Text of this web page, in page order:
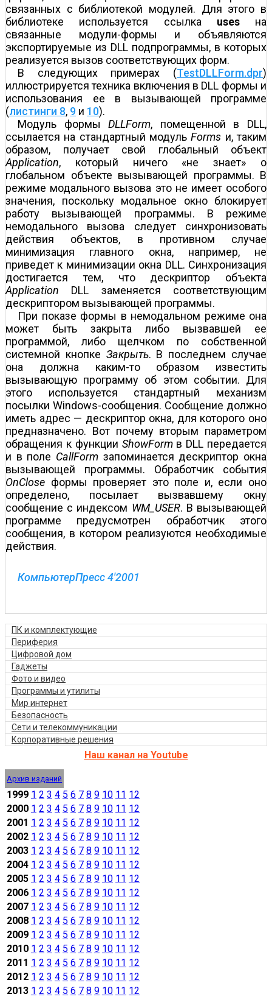
связанных с библиотекой модулей. Для этого в
библиотеке используется ссылка usesна
связанные модули-формы и объявляются
экспортируемые из DLL подпрограммы, в которых
реализуется вызов соответствующих форм.
В следующих примерах (TestDLLForm.dpr)
иллюстрируется техника включения в DLL формы и
использования ее в вызывающей программе
(листинги 8, 9 и 10).
Модуль формыDLLForm, помещенной в DLL,
ссылается на стандартный модульForms и, таким
образом, получает свой глобальный объект
Application, который ничего «не знает» о
глобальном объекте вызывающей программы. В
режиме модального вызова это не имеет особого
значения, поскольку модальное окно блокирует
работу вызывающей программы. В режиме
немодального вызова следует синхронизовать
действия объектов, в противном случае
минимизация главного окна, например, не
приведет к минимизации окна DLL. Синхронизация
достигается тем, что дескриптор объекта
Application DLL заменяется соответствующим
дескриптором вызывающей программы.
При показе формы в немодальном режиме она
может быть закрыта либо вызвавшей ее
программой, либо щелчком по собственной
системной кнопке Закрыть. В последнем случае
она должна каким-то образом известить
вызывающую программу об этом событии. Для
этого используется стандартный механизм
посылки Windows-сообщения. Сообщение должно
иметь адрес — дескриптор окна, для которого оно
предназначено. Вот почему вторым параметром
обращения к функции ShowFormв DLL передается
и в поле CallForm запоминается дескриптор окна
вызывающей программы. Обработчик события
OnClose формы проверяет это поле и, если оно
определено, посылает вызвавшему окну
сообщение с индексом WM_USER. В вызывающей
программе предусмотрен обработчик этого
сообщения, в котором реализуются необходимые
действия.
КомпьютерПресс 4'2001
ПК и комплектующие
Периферия
Цифровой дом
Гаджеты
Фото и видео
Программы и утилиты
Мир интернет
Безопасность
Сети и телекоммуникации
Корпоративные решения
Наш канал на Youtube
Архив изданий
1999 1 2 3 4 5 6 7 8 9 10 11 12
2000 1 2 3 4 5 6 7 8 9 10 11 12
2001 1 2 3 4 5 6 7 8 9 10 11 12
2002 1 2 3 4 5 6 7 8 9 10 11 12
2003 1 2 3 4 5 6 7 8 9 10 11 12
2004 1 2 3 4 5 6 7 8 9 10 11 12
2005 1 2 3 4 5 6 7 8 9 10 11 12
2006 1 2 3 4 5 6 7 8 9 10 11 12
2007 1 2 3 4 5 6 7 8 9 10 11 12
2008 1 2 3 4 5 6 7 8 9 10 11 12
2009 1 2 3 4 5 6 7 8 9 10 11 12
2010 1 2 3 4 5 6 7 8 9 10 11 12
2011 1 2 3 4 5 6 7 8 9 10 11 12
2012 1 2 3 4 5 6 7 8 9 10 11 12
2013 1 2 3 4 5 6 7 8 9 10 11 12